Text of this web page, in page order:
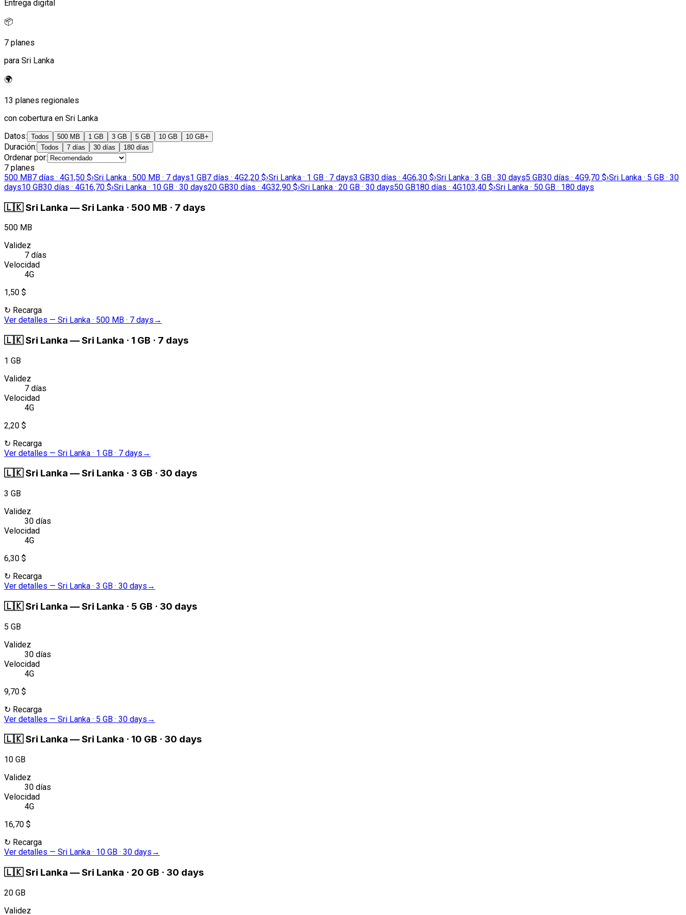
Entrega digital
📦
7 planes
para Sri Lanka
🌍
13 planes regionales
con cobertura en Sri Lanka
Datos: Todos 500 MB 1 GB 3 GB 5 GB 10 GB 10 GB+
Duración: Todos 7 días 30 días 180 días
Ordenar por:
7 planes
500 MB7 días · 4G1,50 $›Sri Lanka · 500 MB · 7 days1 GB7 días · 4G2,20 $›Sri Lanka · 1 GB · 7 days3 GB30 días · 4G6,30 $›Sri Lanka · 3 GB · 30 days5 GB30 días · 4G9,70 $›Sri Lanka · 5 GB · 30
days10 GB30 días · 4G16,70 $›Sri Lanka · 10 GB · 30 days20 GB30 días · 4G32,90 $›Sri Lanka · 20 GB · 30 days50 GB180 días · 4G103,40 $›Sri Lanka · 50 GB · 180 days
🇱🇰Sri Lanka —Sri Lanka · 500 MB · 7 days
500 MB
Validez
7 días
Velocidad
4G
1,50 $
↻ Recarga
Ver detalles — Sri Lanka · 500 MB · 7 days →
🇱🇰Sri Lanka —Sri Lanka · 1 GB · 7 days
1 GB
Validez
7 días
Velocidad
4G
2,20 $
↻ Recarga
Ver detalles — Sri Lanka · 1 GB · 7 days →
🇱🇰Sri Lanka —Sri Lanka · 3 GB · 30 days
3 GB
Validez
30 días
Velocidad
4G
6,30 $
↻ Recarga
Ver detalles — Sri Lanka · 3 GB · 30 days →
🇱🇰Sri Lanka —Sri Lanka · 5 GB · 30 days
5 GB
Validez
30 días
Velocidad
4G
9,70 $
↻ Recarga
Ver detalles — Sri Lanka · 5 GB · 30 days →
🇱🇰Sri Lanka —Sri Lanka · 10 GB · 30 days
10 GB
Validez
30 días
Velocidad
4G
16,70 $
↻ Recarga
Ver detalles — Sri Lanka · 10 GB · 30 days →
🇱🇰Sri Lanka —Sri Lanka · 20 GB · 30 days
20 GB
Validez